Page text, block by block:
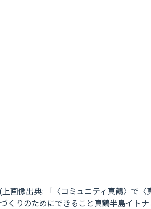
(上画像出典: 「〈コミュニティ真鶴〉で〈
づくりのためにできること真鶴半島イトナ